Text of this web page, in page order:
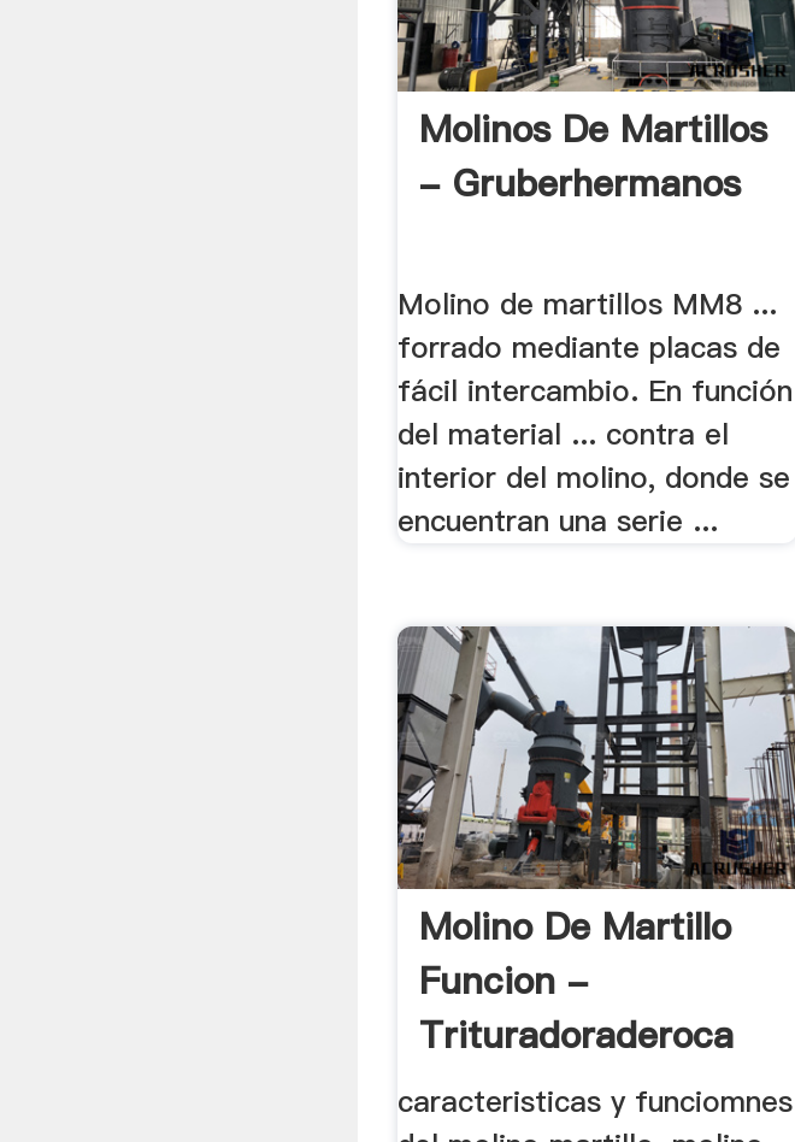
Molinos De Martillos
- Gruberhermanos
Molino de martillos MM8 ...
forrado mediante placas de
fácil intercambio. En función
del material ... contra el
interior del molino, donde se
encuentran una serie ...
Molino De Martillo
Funcion -
Trituradoraderoca
caracteristicas y funciomnes